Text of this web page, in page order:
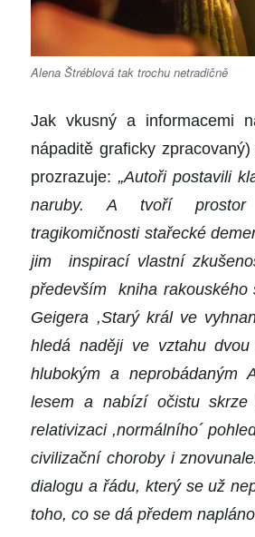
Alena Štréblová tak trochu netradičně
Jak vkusný a informacemi
nápaditě graficky
prozrazuje: „Autořipostavili
naruby.A tvoří prostor
tragikomičnosti stařecké
jim inspirací vlastní
především kniha rakouského
Geigera ,Starý král ve
hledá naději ve vztahu
hlubokým a neprobádaným
lesem a nabízí očistu skrze
relativizaci ,normálního´
civilizační choroby i
dialogu a řádu, který se už
toho, co se dá předem